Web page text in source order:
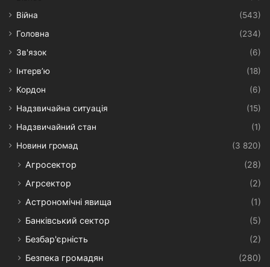
Війна
(543)
Головна
(234)
Зв'язок
(6)
Інтерв’ю
(18)
Кордон
(6)
Надзвичайна ситуація
(15)
Надзвичайний стан
(1)
Новини громад
(3 820)
Агросектор
(28)
Агрсектор
(2)
Астрономічні явища
(1)
Банківський сектор
(5)
Безбар'єрність
(2)
Безпека громадян
(280)